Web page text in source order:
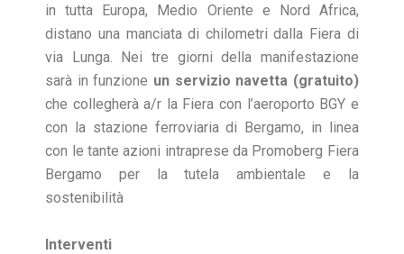
in tutta Europa, Medio Oriente e Nord Africa,
distano una manciata di chilometri dalla Fiera di
via Lunga. Nei tre giorni della manifestazione
sarà in funzione un servizio navetta (gratuito)
che collegherà a/r la Fiera con l’aeroporto BGY e
con la stazione ferroviaria di Bergamo, in linea
con le tante azioni intraprese da Promoberg Fiera
Bergamo per la tutela ambientale e la
sostenibilità
Interventi